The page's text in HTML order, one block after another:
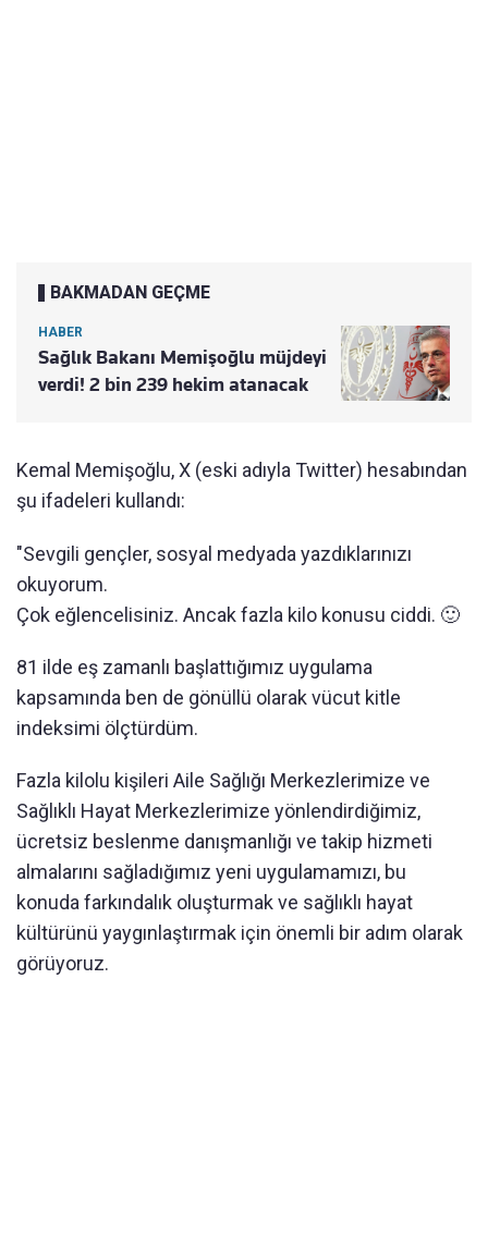
BAKMADAN GEÇME
HABER
Sağlık Bakanı Memişoğlu müjdeyi
verdi! 2 bin 239 hekim atanacak
Kemal Memişoğlu, X (eski adıyla Twitter) hesabından
şu ifadeleri kullandı:
"Sevgili gençler, sosyal medyada yazdıklarınızı
okuyorum.
Çok eğlencelisiniz. Ancak fazla kilo konusu ciddi. 🙂
81 ilde eş zamanlı başlattığımız uygulama
kapsamında ben de gönüllü olarak vücut kitle
indeksimi ölçtürdüm.
Fazla kilolu kişileri Aile Sağlığı Merkezlerimize ve
Sağlıklı Hayat Merkezlerimize yönlendirdiğimiz,
ücretsiz beslenme danışmanlığı ve takip hizmeti
almalarını sağladığımız yeni uygulamamızı, bu
konuda farkındalık oluşturmak ve sağlıklı hayat
kültürünü yaygınlaştırmak için önemli bir adım olarak
görüyoruz.